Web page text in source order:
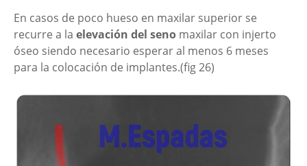
En casos de poco hueso en maxilar superior se
recurre a la elevación del seno maxilar con injerto
óseo siendo necesario esperar al menos 6 meses
para la colocación de implantes.(fig 26)